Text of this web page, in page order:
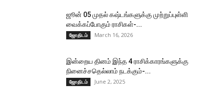
ஜூன் 05 முதல் கஷ்டங்களுக்கு முற்றுப்புள்ளி
வைக்கப்போகும் ராசிகள்-...
ஜோதிடம் March 16, 2026
இன்றைய தினம் இந்த 4 ராசிக்காரங்களுக்கு
நினைச்சதெல்லாம் நடக்கும்-...
ஜோதிடம் June 2, 2025